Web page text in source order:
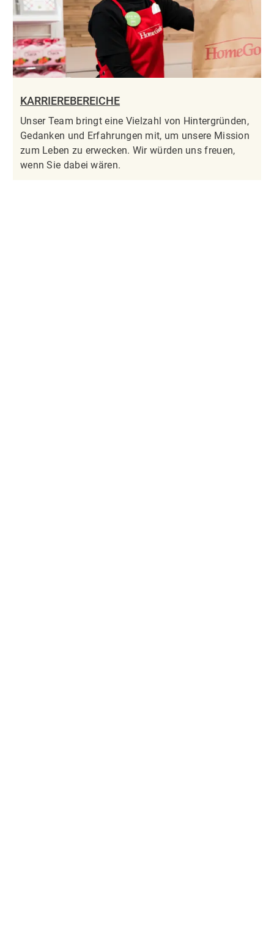
KARRIEREBEREICHE
Unser Team bringt eine Vielzahl von Hintergründen,
Gedanken und Erfahrungen mit, um unsere Mission
zum Leben zu erwecken. Wir würden uns freuen,
wenn Sie dabei wären.